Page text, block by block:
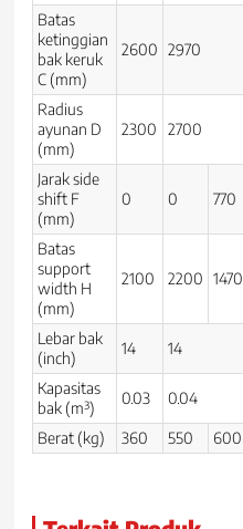
Batas
ketinggian
bak keruk
C (mm)
2600 2970
Radius
ayunan D
(mm)
2300 2700
Jarak side
shift F
(mm)
0 0 770
Batas
support
width H
(mm)
2100 2200 1470
Lebar bak
(inch)
14 14
Kapasitas
bak (m³)
0.03 0.04
Berat (kg) 360 550 600